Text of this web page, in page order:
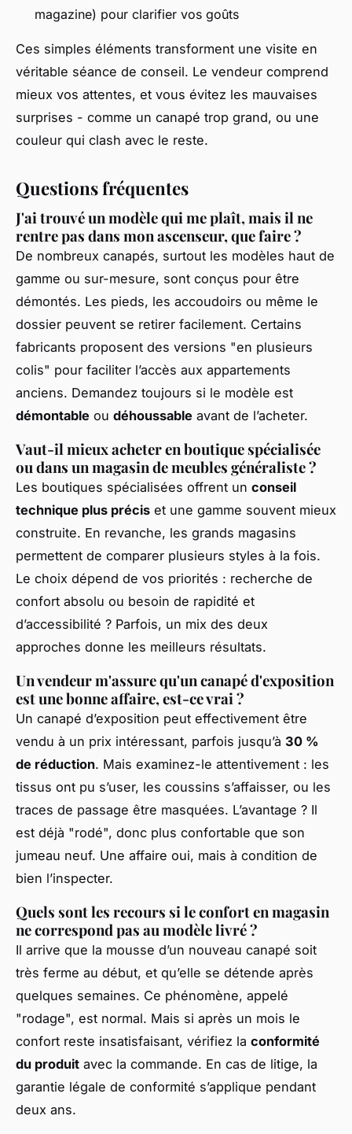
magazine) pour clarifier vos goûts
Ces simples éléments transforment une visite en
véritable séance de conseil. Le vendeur comprend
mieux vos attentes, et vous évitez les mauvaises
surprises - comme un canapé trop grand, ou une
couleur qui clash avec le reste.
Questions fréquentes
J'ai trouvé un modèle qui me plaît, mais il ne
rentre pas dans mon ascenseur, que faire ?
De nombreux canapés, surtout les modèles haut de
gamme ou sur-mesure, sont conçus pour être
démontés. Les pieds, les accoudoirs ou même le
dossier peuvent se retirer facilement. Certains
fabricants proposent des versions "en plusieurs
colis" pour faciliter l’accès aux appartements
anciens. Demandez toujours si le modèle est
démontable ou déhoussable avant de l’acheter.
Vaut-il mieux acheter en boutique spécialisée
ou dans un magasin de meubles généraliste ?
Les boutiques spécialisées offrent un conseil
technique plus précis et une gamme souvent mieux
construite. En revanche, les grands magasins
permettent de comparer plusieurs styles à la fois.
Le choix dépend de vos priorités : recherche de
confort absolu ou besoin de rapidité et
d’accessibilité ? Parfois, un mix des deux
approches donne les meilleurs résultats.
Un vendeur m'assure qu'un canapé d'exposition
est une bonne affaire, est-ce vrai ?
Un canapé d’exposition peut effectivement être
vendu à un prix intéressant, parfois jusqu’à 30 %
de réduction. Mais examinez-le attentivement : les
tissus ont pu s’user, les coussins s’affaisser, ou les
traces de passage être masquées. L’avantage ? Il
est déjà "rodé", donc plus confortable que son
jumeau neuf. Une affaire oui, mais à condition de
bien l’inspecter.
Quels sont les recours si le confort en magasin
ne correspond pas au modèle livré ?
Il arrive que la mousse d’un nouveau canapé soit
très ferme au début, et qu’elle se détende après
quelques semaines. Ce phénomène, appelé
"rodage", est normal. Mais si après un mois le
confort reste insatisfaisant, vérifiez la conformité
du produit avec la commande. En cas de litige, la
garantie légale de conformité s’applique pendant
deux ans.